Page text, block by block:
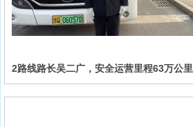
2路线路长吴二广，安全运营里程63万公里